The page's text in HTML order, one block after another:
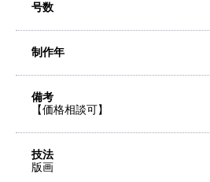
号数
制作年
備考
【価格相談可】
技法
版画